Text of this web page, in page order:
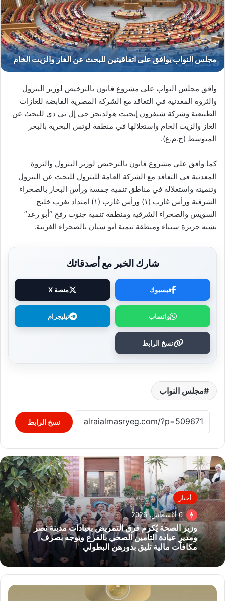
مجلس النواب
وافق مجلس النواب على مشروع قانون بالترخيص لوزير البترول
والثروة المعدنية في التعاقد مع الشركة المصرية القابضة للغازات
الطبيعية وشركة شيفرون إيجبت هولدنجز جي إل تي دي للبحث عن
الغاز والزيت الخام واستغلالها في منطقة لوتس البحرية بالبحر
المتوسط (ج.م.ع).
كما وافق علي مشروع قانون بالترخيص لوزير البترول والثروة
المعدنية في التعاقد مع الشركة العامة للبترول للبحث عن البترول
وتنميته واستغلاله في مناطق تنمية جمسة ورأس البحار بالصحراء
الشرقية ورأس غارب (١) ورأس غارب (١) امتداد بغرب خليج
السويس والصحراء الشرقية ومنطقة تنمية جنوب رفح “أبو رعد”
بشبه جزيرة سيناء ومنطقة تنمية أبو سنان بالصحراء الغربية.
شارك الخبر مع أصدقائك
فيسبوك منصة X
واتساب تيليجرام
نسخ الرابط
مجلس النواب
نسخ الرابط
أخبار
6 أغسطس، 2026
وزير الصحة يُكرم فرق التمريض بعيادات مدينة نصر
ومدير عيادة التأمين الصحي بالفرع ويوجه بصرف
مكافآت مالية تليق بدورهن البطولي
وزير